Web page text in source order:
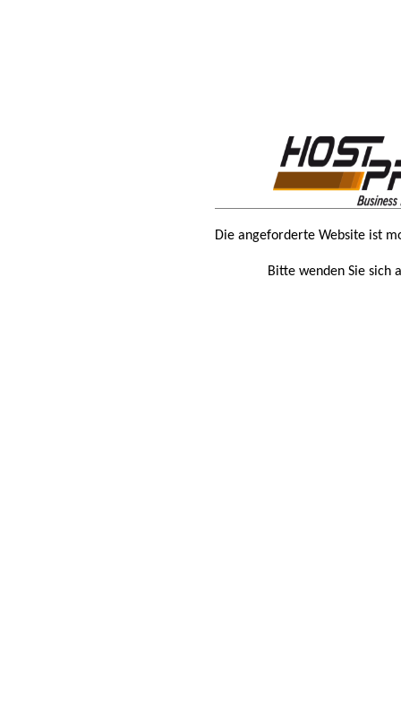
Die angeforderte Website ist
Bitte wenden Sie sich